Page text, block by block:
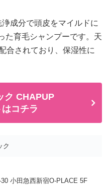
成分で頭皮をマイルドに
た育毛シャンプーです。天
合されており、保湿性に
ク CHAPUP
コチラ
ク
小田急西新宿O-PLACE 5F